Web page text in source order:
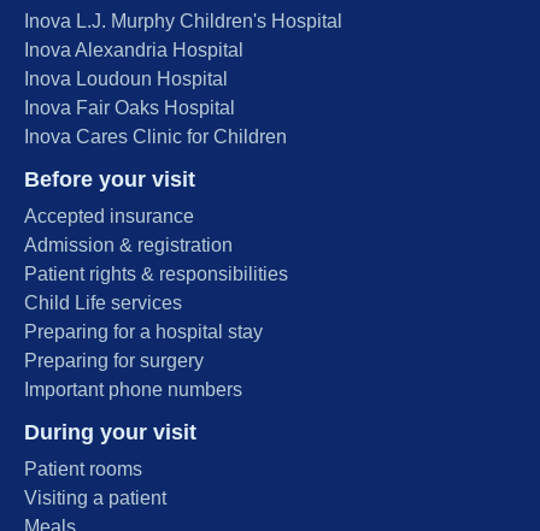
Inova L.J. Murphy Children's Hospital
Inova Alexandria Hospital
Inova Loudoun Hospital
Inova Fair Oaks Hospital
Inova Cares Clinic for Children
Before your visit
Accepted insurance
Admission & registration
Patient rights & responsibilities
Child Life services
Preparing for a hospital stay
Preparing for surgery
Important phone numbers
During your visit
Patient rooms
Visiting a patient
Meals